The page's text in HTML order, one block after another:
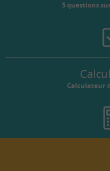
5 questions
Calculateur